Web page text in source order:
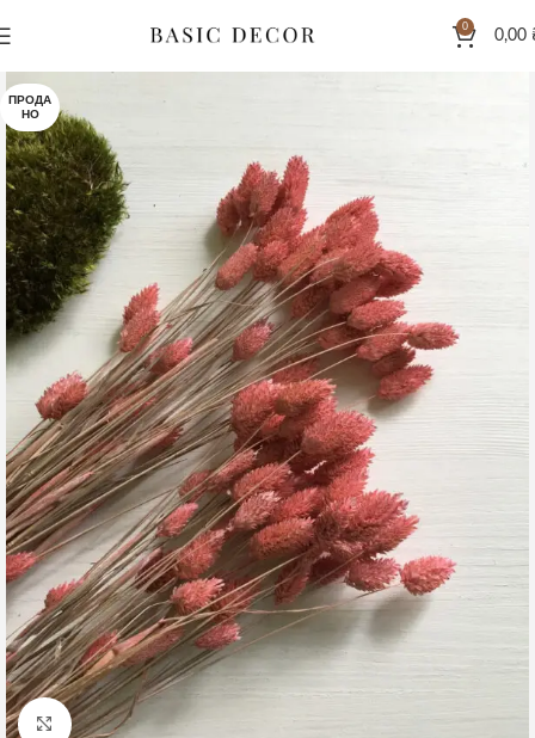
0
0,00
ПРОДА
НО
Клацніть, щоб збільшити